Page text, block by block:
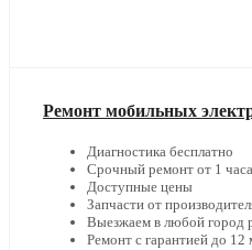
Ремонт мобильных
Диагностика бесплатно
Срочный ремонт от 1 часа
Доступные цены
Запчасти от
Выезжаем в любой город
Ремонт с гарантией до 12